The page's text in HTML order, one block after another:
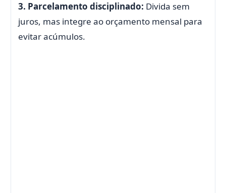
3. Parcelamento disciplinado: Divida sem
juros, mas integre ao orçamento mensal para
evitar acúmulos.